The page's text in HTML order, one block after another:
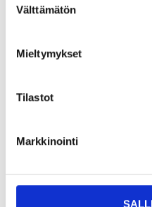
valinta
Välttämätön
Mieltymykset
Tilastot
Markkinointi
195
Lautanen melamiinia